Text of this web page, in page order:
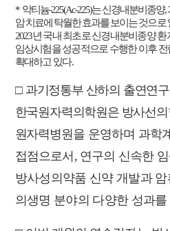
* 악티늄-225(Ac-225)는 신경내분비종양,
암 치료에 탁월한 효과를 보이 는 것으로
2023년 국내 최초로 신경내분비종양
임상시험을 성공적으로 수행한 이후
확대하고 있다.
□ 과기정통부 산하의 출연연
한국원자력의학원은 방사선
원자력병원을 운영하며 과학
접점으로서 , 연구의 신속한
방사성의약품 신약 개발과
의생명 분야의 다양한 성과